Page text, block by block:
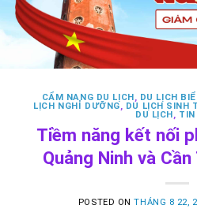
CẨM NANG DU LỊCH, DU LỊCH
LỊCH NGHỈ DƯỠNG, DU LỊCH SINH
DU LỊCH,
Tiềm năng kết nối
Quảng Ninh và
POSTED ONTHÁNG 8 22,